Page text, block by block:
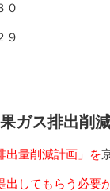
０
９
ガス排出削
出量削減計画」を
してもらう必要